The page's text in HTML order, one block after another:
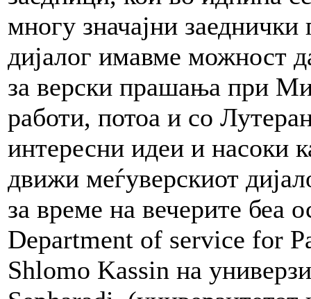
многу значајни
дијалог имавме можност
за верски прашања при
работи, потоа и со
интересни идеи и насоки
движи меѓуверскиот
за време на вечерите беа
Department of service for
Shlomo Kassin на